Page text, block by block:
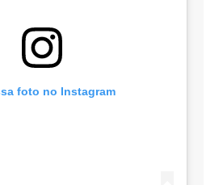
foto no Instagram